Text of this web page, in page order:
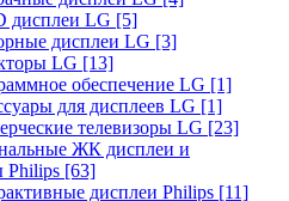
дисплеи LG [5]
дисплеи LG [3]
LG [13]
обеспечение LG [1]
для дисплеев LG [1]
телевизоры LG [23]
ЖК дисплеи и
Philips [63]
дисплеи Philips [11]